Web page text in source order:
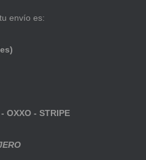
envío es:
OXXO - STRIPE